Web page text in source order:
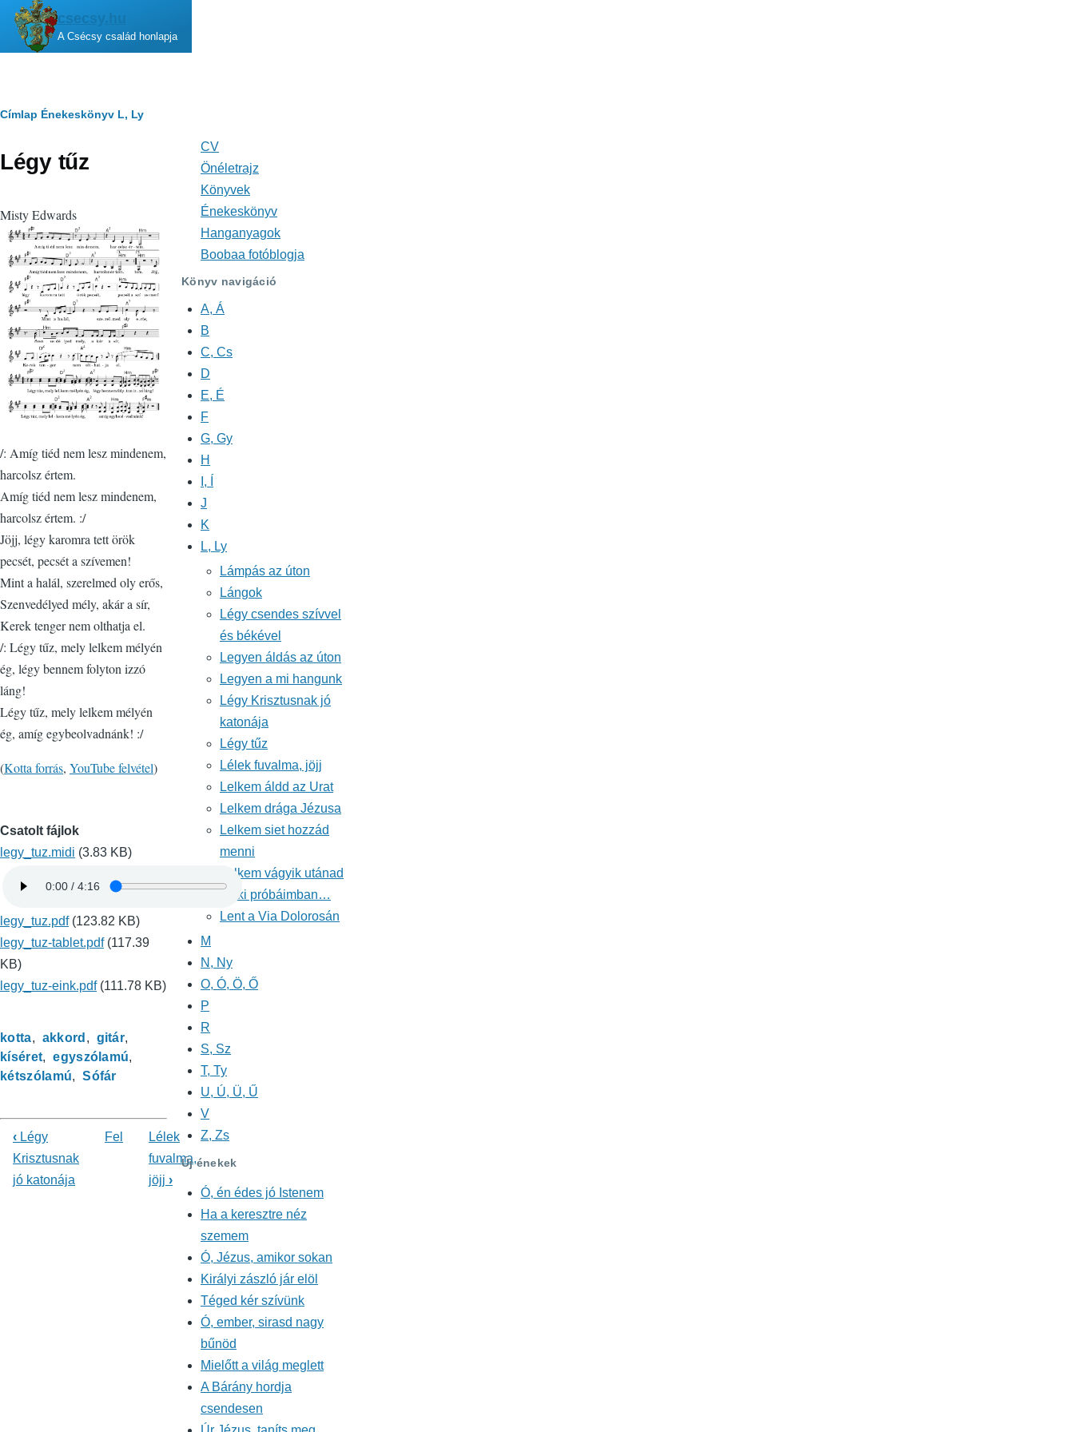
Ugrás a tartalomra
csecsy.hu
A Csécsy család honlapja
Morzsa
Címlap Énekeskönyv L, Ly
Légy tűz
Misty Edwards
/: Amíg tiéd nem lesz mindenem,
harcolsz értem.
Amíg tiéd nem lesz mindenem,
harcolsz értem. :/
Jöjj, légy karomra tett örök
pecsét, pecsét a szívemen!
Mint a halál, szerelmed oly erős,
Szenvedélyed mély, akár a sír,
Kerek tenger nem olthatja el.
/: Légy tűz, mely lelkem mélyén
ég, légy bennem folyton izzó
láng!
Légy tűz, mely lelkem mélyén
ég, amíg egybeolvadnánk! :/
(Kotta forrás, YouTube felvétel)
Csatolt fájlok
legy_tuz.midi (3.83 KB)
legy_tuz.pdf (123.82 KB)
legy_tuz-tablet.pdf (117.39
KB)
legy_tuz-eink.pdf (111.78 KB)
kotta akkord
gitár
kíséret
egyszólamú
kétszólamú
Sófár
Könyv
kereszthivatkozásai
‹ Légy
Krisztusnak
jó katonája
Fel
Lélek
fuvalma,
jöjj ›
navigáció
CV
Önéletrajz
Könyvek
Énekeskönyv
Hanganyagok
Boobaa fotóblogja
Könyv navigáció
A, Á
B
C, Cs
D
E, É
F
G, Gy
H
I, Í
J
K
L, Ly
Lámpás az úton
Lángok
Légy csendes szívvel
és békével
Legyen áldás az úton
Legyen a mi hangunk
Légy Krisztusnak jó
katonája
Légy tűz
Lélek fuvalma, jöjj
Lelkem áldd az Urat
Lelkem drága Jézusa
Lelkem siet hozzád
menni
Lelkem vágyik utánad
Lelki próbáimban…
Lent a Via Dolorosán
M
N, Ny
O, Ó, Ö, Ő
P
R
S, Sz
T, Ty
U, Ú, Ü, Ű
V
Z, Zs
Új énekek
Ó, én édes jó Istenem
Ha a keresztre néz
szemem
Ó, Jézus, amikor sokan
Királyi zászló jár elöl
Téged kér szívünk
Ó, ember, sirasd nagy
bűnöd
Mielőtt a világ meglett
A Bárány hordja
csendesen